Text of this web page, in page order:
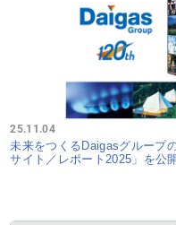
25.11.04
未来をつくるDaigasグループ
サイト／レポート2025」を公開